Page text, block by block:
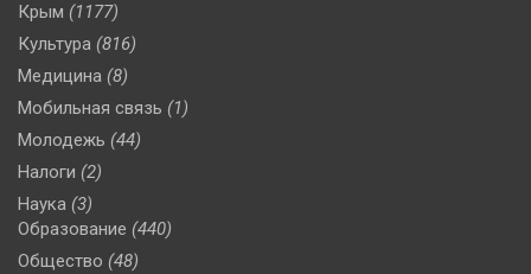
Крым (1177)
Культура (816)
Медицина (8)
Мобильная связь (1)
Молодежь (44)
Налоги (2)
Наука (3)
Образование (440)
Общество (48)